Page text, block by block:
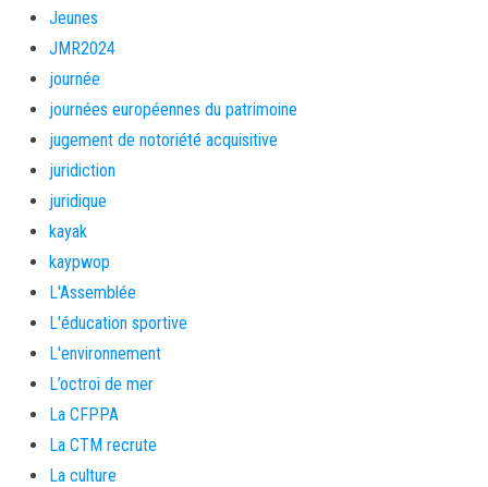
Jeunes
JMR2024
journée
journées européennes du patrimoine
jugement de notoriété acquisitive
juridiction
juridique
kayak
kaypwop
L'Assemblée
L'éducation sportive
L'environnement
L’octroi de mer
La CFPPA
La CTM recrute
La culture